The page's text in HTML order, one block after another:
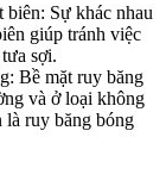
Sự khác nhau
giúp tránh việc
sợi.
Bề mặt ruy băng
và ở loại không
là ruy băng bóng